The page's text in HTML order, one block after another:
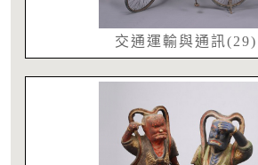
交通運輸與通訊(29)